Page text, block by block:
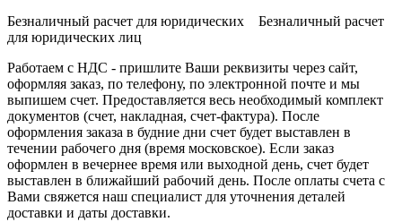
Безналичный расчет для юридических Безналичный расчет
для юридических лиц
Работаем с НДС - пришлите Ваши реквизиты через сайт,
оформляя заказ, по телефону, по электронной почте и мы
выпишем счет. Предоставляется весь необходимый комплект
документов (счет, накладная, счет-фактура). После
оформления заказа в будние дни счет будет выставлен в
течении рабочего дня (время московское). Если заказ
оформлен в вечернее время или выходной день, счет будет
выставлен в ближайший рабочий день. После оплаты счета с
Вами свяжется наш специалист для уточнения деталей
доставки и даты доставки.